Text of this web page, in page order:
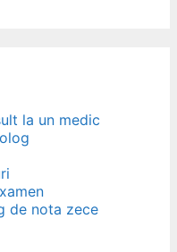
la un medic
de nota zece